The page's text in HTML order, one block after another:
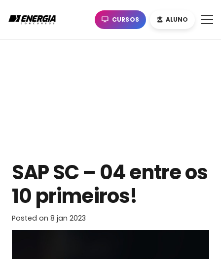
CURSOS ALUNO
SAP SC – 04 entre os
10 primeiros!
Posted on 8 jan 2023